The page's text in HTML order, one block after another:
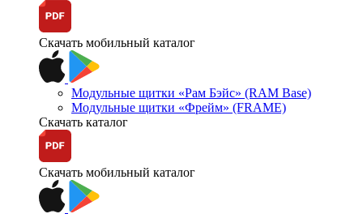
Скачать мобильный каталог
Модульные щитки «Рам Бэйс» (RAM Base)
Модульные щитки «Фрейм» (FRAME)
Скачать каталог
Скачать мобильный каталог